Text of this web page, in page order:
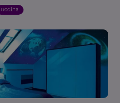
Rodina